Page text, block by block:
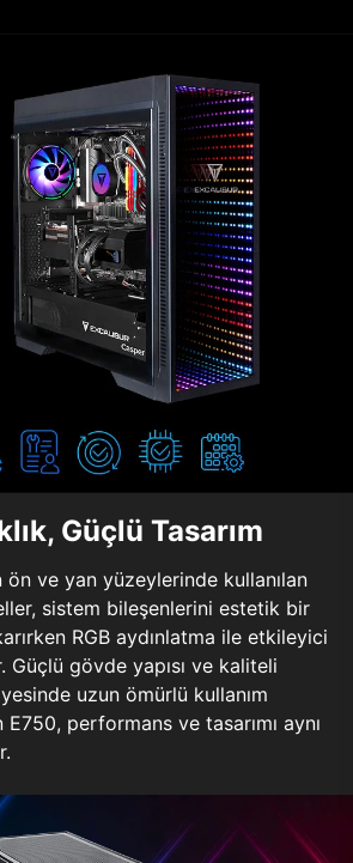
Güçlü Tasarım
ön ve yan yüzeylerinde kullanılan
sistem bileşenlerini estetik bir
RGB aydınlatma ile etkileyici
Güçlü gövde yapısı ve kaliteli
uzun ömürlü kullanım
performans ve tasarımı aynı